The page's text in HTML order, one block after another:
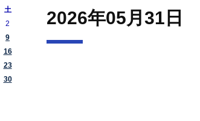
2026年05月31日
土
2
9
16
23
30